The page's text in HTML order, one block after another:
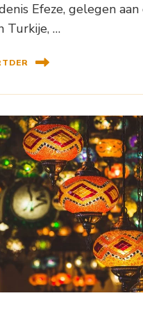
Efeze, gelegen
Turkije, …